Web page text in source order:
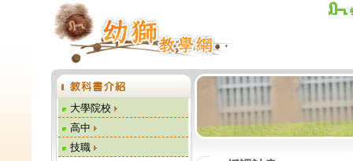
大學院校
高中
技職